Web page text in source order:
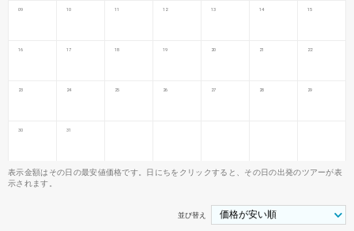
09 10 11 12 13 14 15
16 17 18 19 20 21 22
23 24 25 26 27 28 29
30 31
表示金額はその日の最安値価格です。日にちをクリックすると、その日の出発のツアーが表
示されます。
並び替え